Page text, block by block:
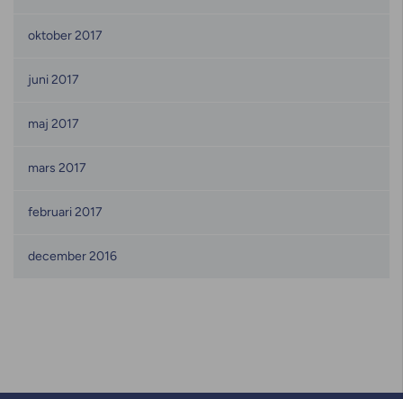
oktober 2017
juni 2017
maj 2017
mars 2017
februari 2017
december 2016